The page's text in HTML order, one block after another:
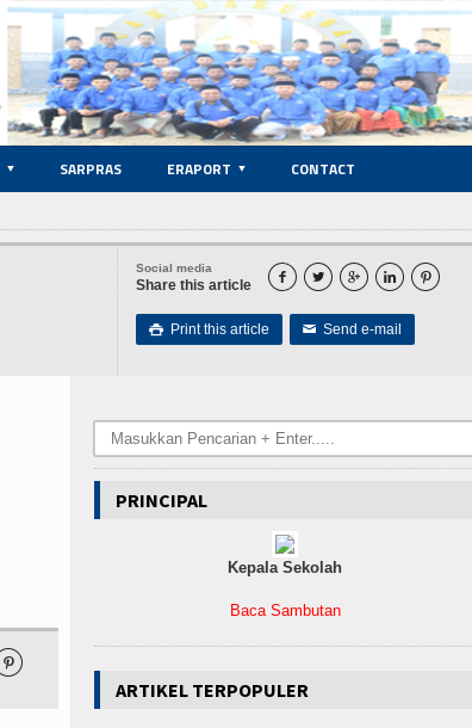
SARPRAS ERAPORT CONTACT
Social media
Share this article     
 Print this article ✉ Send e-mail

PRINCIPAL
Kepala Sekolah
Baca Sambutan
ARTIKEL TERPOPULER